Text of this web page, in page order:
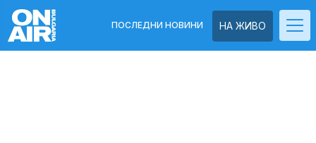
НА ЖИВО
ПОСЛЕДНИ НОВИНИ